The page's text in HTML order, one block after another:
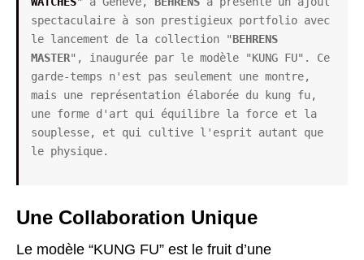
spectaculaire à son prestigieux portfolio avec
le lancement de la collection "BEHRENS
MASTER", inaugurée par le modèle "KUNG FU". Ce
garde-temps n'est pas seulement une montre,
mais une représentation élaborée du kung fu,
une forme d'art qui équilibre la force et la
souplesse, et qui cultive l'esprit autant que
le physique.
Une Collaboration Unique
Le modèle “KUNG FU” est le fruit d’une